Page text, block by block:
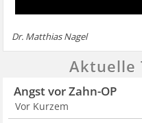
Dr. Matthias Nagel
Aktuelle
Angst vor Zahn-OP
Vor Kurzem